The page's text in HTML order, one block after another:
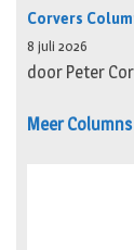
Corvers
8 juli 2026
door Peter
Meer Columns